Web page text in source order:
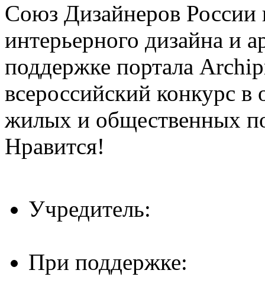
Союз Дизайнеров России
интерьерного дизайна и
поддержке портала
всероссийский конкурс в
жилых и общественных
Нравится!
Учредитель:
При поддержке: